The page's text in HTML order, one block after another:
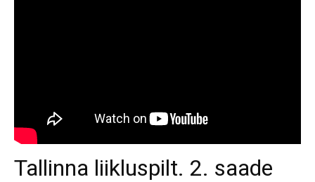
Tallinna liikluspilt. 2. saade